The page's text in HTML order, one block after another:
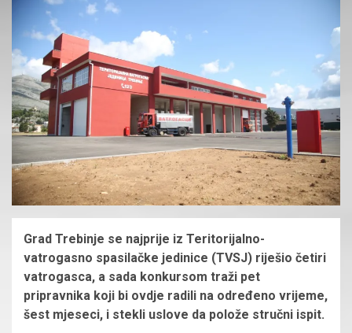
Grad Trebinje se najprije iz Teritorijalno-
vatrogasno spasilačke jedinice (TVSJ) riješio četiri
vatrogasca, a sada konkursom traži pet
pripravnika koji bi ovdje radili na određeno vrijeme,
šest mjeseci, i stekli uslove da polože stručni ispit.